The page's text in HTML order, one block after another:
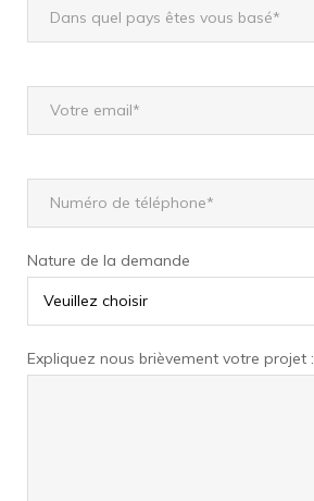
Nature de la demande
Expliquez nous brièvement votre projet :